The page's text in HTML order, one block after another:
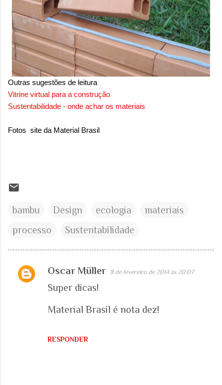
Outras sugestões de leitura
Vitrine virtual para a construção
Sustentabilidade - onde achar os materiais
Fotos site da Material Brasil
bambu Design ecologia
materiais
processo
Sustentabilidade
C
Oscar Müller 8 de fevereiro de 2014 às 20:07
Super dicas!
Material Brasil é nota dez!
RESPONDER